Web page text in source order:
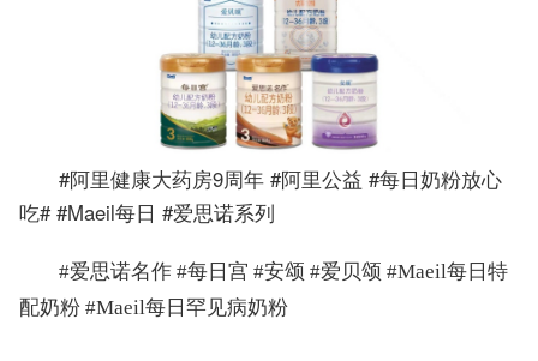
#阿里健康大药房9周年 #阿里公益 #每日奶粉放心
吃# #Maeil每日 #爱思诺系列
#爱思诺名作 #每日宫 #安颂 #爱贝颂 #Maeil每日特
配奶粉 #Maeil每日罕见病奶粉